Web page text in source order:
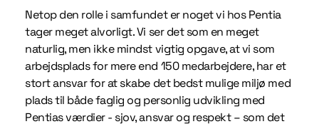
Netop den rolle i samfundet er noget vi hos Pentia
tager meget alvorligt. Vi ser det som en meget
naturlig, men ikke mindst vigtig opgave, at vi som
arbejdsplads for mere end 150 medarbejdere, har et
stort ansvar for at skabe det bedst mulige miljø med
plads til både faglig og personlig udvikling med
Pentias værdier - sjov, ansvar og respekt – som det